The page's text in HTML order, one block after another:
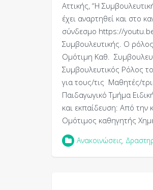
Αττικής, “Η
έχει αναρτηθεί και στο
σύνδεσμο https://
Συμβουλευτικής. Ο
Ομότιμη Καθ.
Συμβουλευτικός Ρόλος
για τους/τις Μαθητές/
Παιδαγωγικό Τμήμα
και εκπαίδευση: Από
Ομότιμος καθηγητής
Ανακοινώσεις,